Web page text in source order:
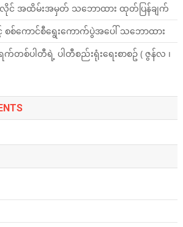
လိုင် အထိမ်းအမှတ် သဘောထား ထုတ်ပြန်ချက်
စစ်ကောင်စီရွေးကောက်ပွဲအပေါ် သဘောထား
စ်ပါတီရဲ့ ပါတီစည်းရုံးရေးစာစဥ် ( ဇွန်လ ၊